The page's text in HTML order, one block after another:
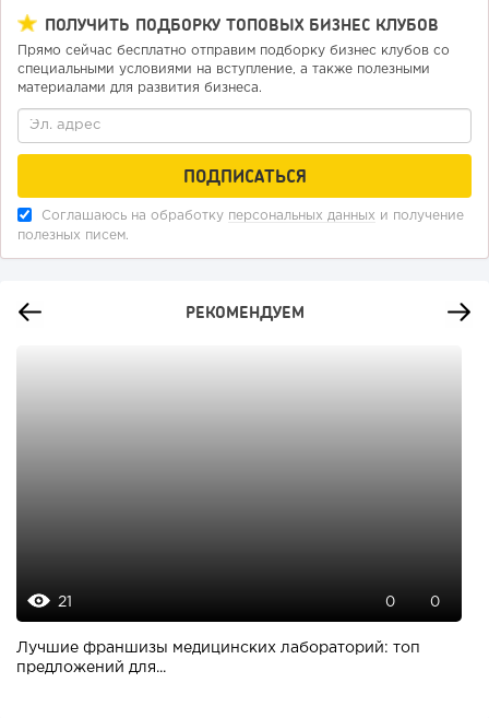
ПОЛУЧИТЬ ПОДБОРКУ ТОПОВЫХ БИЗНЕС КЛУБОВ
Прямо сейчас бесплатно отправим подборку бизнес клубов со
специальными условиями на вступление, а также полезными
материалами для развития бизнеса.
Соглашаюсь на обработку персональных данных и получение
полезных писем.
РЕКОМЕНДУЕМ
21 0 0
Лучшие франшизы медицинских лабораторий: топ
предложений для...